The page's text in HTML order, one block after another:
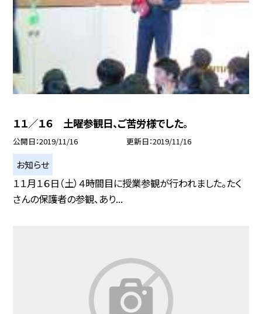
１１／１６ 土曜参観日、ご苦労様でした。
公開日 2019/11/16 更新日 2019/11/16
お知らせ
１１月１６日（土）４時間目に授業参観が行われました。たく
さんの保護者の参観、あり...